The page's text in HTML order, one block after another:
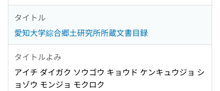
タイトル
愛知大学綜合郷土研究所所蔵文書目録
タイトルよみ
アイチ ダイガク ソウゴウ キョウド ケンキュウジョ シ
ョゾウ モンジョ モクロク